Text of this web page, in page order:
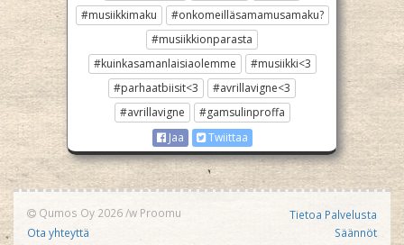
#musiikkimaku
#onkomeilläsamamusamaku?
#musiikkionparasta
#kuinkasamanlaisiaolemme
#musiikki<3
#parhaatbiisit<3
#avrillavigne<3
#avrillavigne
#gamsulinproffa
Jaa
Twiittaa
Qumos Oy 2026/w Proomu
Ota yhteyttä
Tietoa Palvelusta
Säännöt